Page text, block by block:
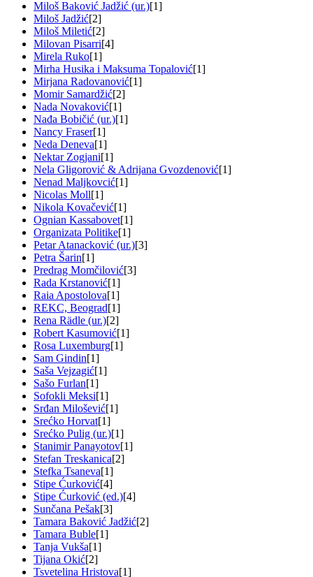
Miloš Baković Jadžić (ur.)[1]
Miloš Jadžić[2]
Miloš Miletić[2]
Milovan Pisarri[4]
Mirela Ruko[1]
Mirha Husika i Maksuma Topalović[1]
Mirjana Radovanović[1]
Momir Samardžić[2]
Nada Novaković[1]
Nađa Bobičić (ur.)[1]
Nancy Fraser[1]
Neda Deneva[1]
Nektar Zogjani[1]
Nela Gligorović & Adrijana Gvozdenović[1]
Nenad Maljkovcić[1]
Nicolas Moll[1]
Nikola Kovačević[1]
Ognian Kassabovet[1]
Organizata Politike[1]
Petar Atanacković (ur.)[3]
Petra Šarin[1]
Predrag Momčilović[3]
Rada Krstanović[1]
Raia Apostolova[1]
REKC, Beograd[1]
Rena Rädle (ur.)[2]
Robert Kasumović[1]
Rosa Luxemburg[1]
Sam Gindin[1]
Saša Vejzagić[1]
Sašo Furlan[1]
Sofokli Meksi[1]
Srđan Milošević[1]
Srećko Horvat[1]
Srećko Pulig (ur.)[1]
Stanimir Panayotov[1]
Stefan Treskanica[2]
Stefka Tsaneva[1]
Stipe Ćurković[4]
Stipe Ćurković (ed.)[4]
Sunčana Pešak[3]
Tamara Baković Jadžić[2]
Tamara Buble[1]
Tanja Vukša[1]
Tijana Okić[2]
Tsvetelina Hristova[1]